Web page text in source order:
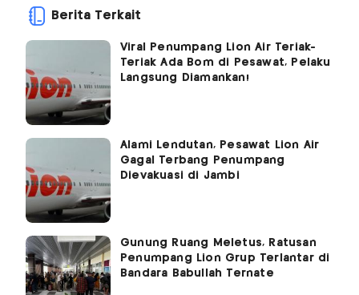
Berita Terkait
Viral Penumpang Lion Air Teriak-
Teriak Ada Bom di Pesawat, Pelaku
Langsung Diamankan!
Alami Lendutan, Pesawat Lion Air
Gagal Terbang Penumpang
Dievakuasi di Jambi
Gunung Ruang Meletus, Ratusan
Penumpang Lion Grup Terlantar di
Bandara Babullah Ternate